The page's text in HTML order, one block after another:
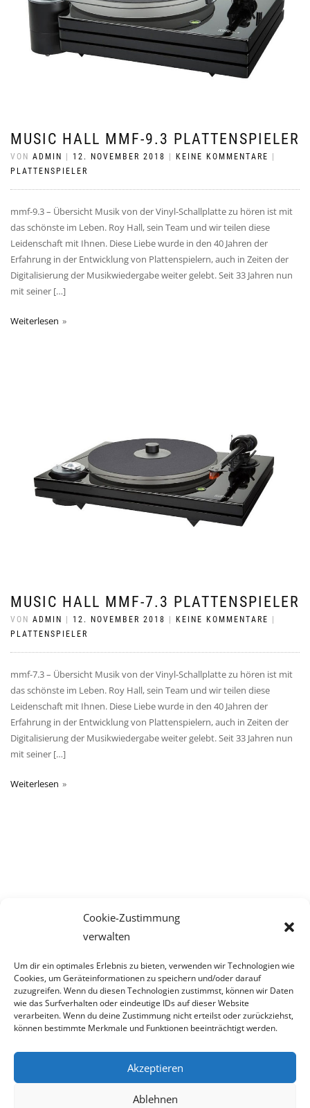
Cookie-Zustimmung
verwalten
Um dir ein optimales Erlebnis zu bieten, verwenden wir Technologien wie
Cookies, um Geräteinformationen zu speichern und/oder darauf
zuzugreifen. Wenn du diesen Technologien zustimmst, können wir Daten
wie das Surfverhalten oder eindeutige IDs auf dieser Website
verarbeiten. Wenn du deine Zustimmung nicht erteilst oder zurückziehst,
können bestimmte Merkmale und Funktionen beeinträchtigt werden.
Akzeptieren
Ablehnen
MUSIC HALL MMF-9.3 PLATTENSPIELER
VON ADMIN 12. NOVEMBER 2018 KEINE KOMMENTARE
PLATTENSPIELER
mmf-9.3 – Übersicht Musik von der Vinyl-Schallplatte zu hören ist mit
das schönste im Leben. Roy Hall, sein Team und wir teilen diese
Leidenschaft mit Ihnen. Diese Liebe wurde in den 40 Jahren der
Erfahrung in der Entwicklung von Plattenspielern, auch in Zeiten der
Digitalisierung der Musikwiedergabe weiter gelebt. Seit 33 Jahren nun
mit seiner […]
Weiterlesen
MUSIC HALL MMF-7.3 PLATTENSPIELER
VON ADMIN 12. NOVEMBER 2018 KEINE KOMMENTARE
PLATTENSPIELER
mmf-7.3 – Übersicht Musik von der Vinyl-Schallplatte zu hören ist mit
das schönste im Leben. Roy Hall, sein Team und wir teilen diese
Leidenschaft mit Ihnen. Diese Liebe wurde in den 40 Jahren der
Erfahrung in der Entwicklung von Plattenspielern, auch in Zeiten der
Digitalisierung der Musikwiedergabe weiter gelebt. Seit 33 Jahren nun
mit seiner […]
Weiterlesen
PRODUKTKATEGORIEN
Kategorie auswählen